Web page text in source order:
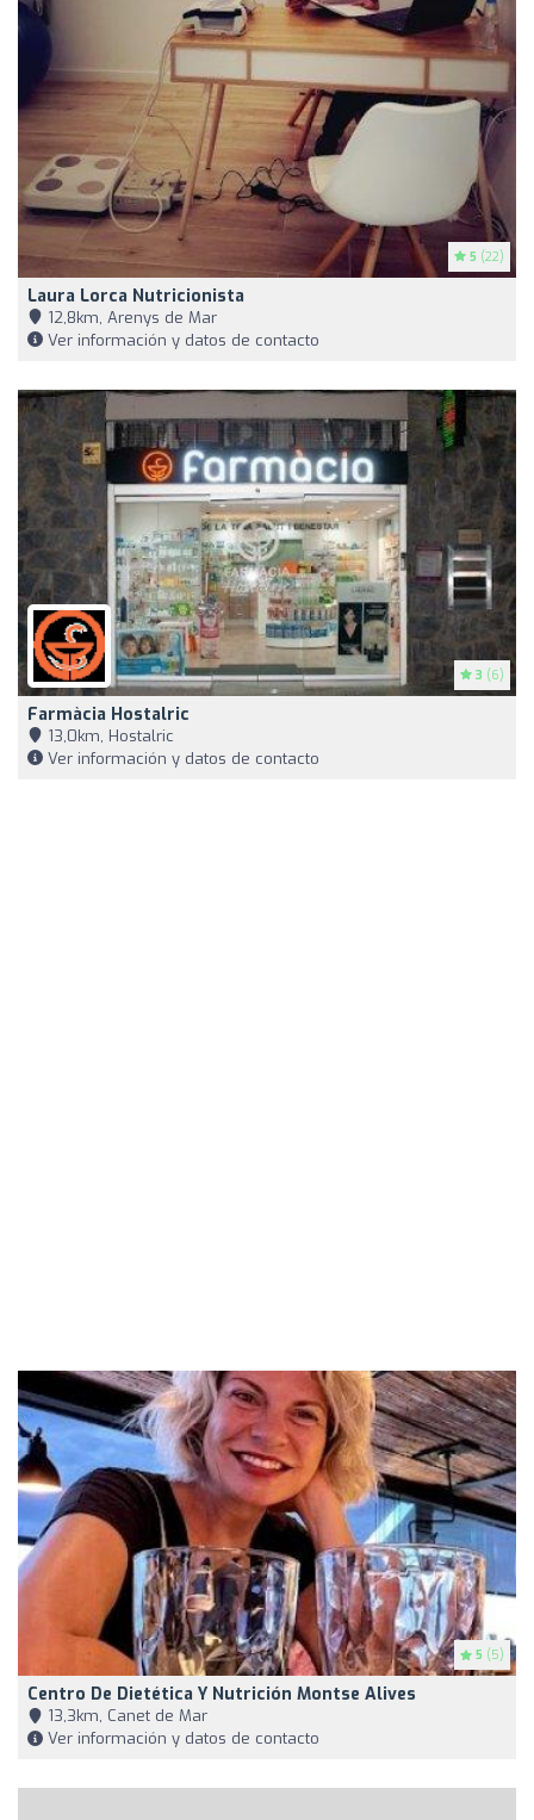
5 (22)
Laura Lorca Nutricionista
12,8km, Arenys de Mar
Ver información y datos de contacto
3 (6)
Farmàcia Hostalric
13,0km, Hostalric
Ver información y datos de contacto
5 (5)
Centro De Dietética Y Nutrición Montse Alives
13,3km, Canet de Mar
Ver información y datos de contacto